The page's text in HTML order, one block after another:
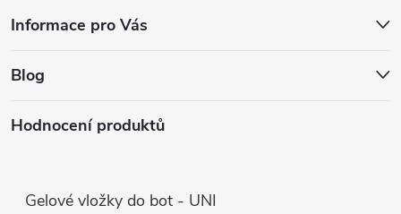
Informace pro Vás
Blog
Hodnocení produktů
Gelové vložky do bot - UNI